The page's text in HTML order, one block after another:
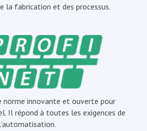
la fabrication et des processus.
norme innovante et ouverte pour
Il répond à toutes les exigences de